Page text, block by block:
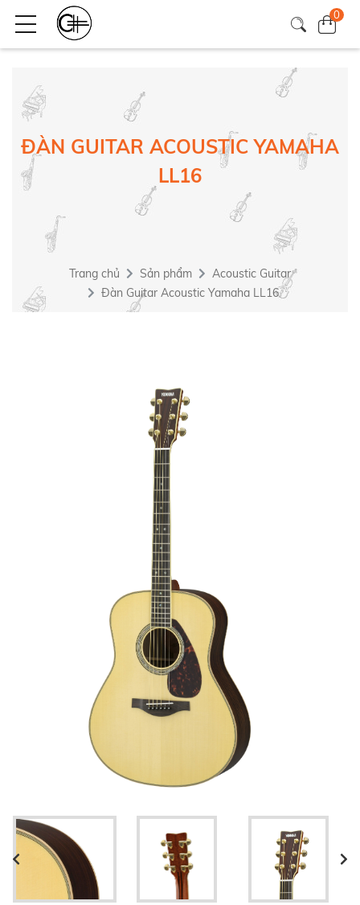
0
ĐÀN GUITAR ACOUSTIC YAMAHA
LL16
Trang chủ Sản phẩm
Acoustic Guitar
Đàn Guitar Acoustic Yamaha LL16